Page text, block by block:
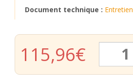
Document technique : Entretien
115,96€
Grille
de